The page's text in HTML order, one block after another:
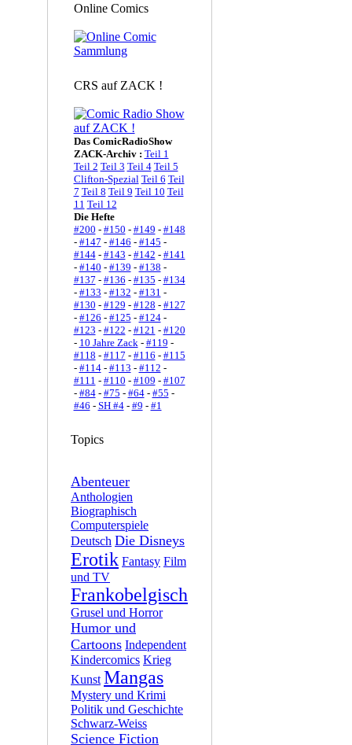
Online Comics
CRS auf ZACK !
Das ComicRadioShow
ZACK-Archiv : Teil 1
Teil 2 Teil 3 Teil 4 Teil 5
Clifton-Spezial Teil 6 Teil
7 Teil 8 Teil 9 Teil 10 Teil
11 Teil 12
Die Hefte
#200 - #150 - #149 - #148
- #147 - #146 - #145 -
#144- #143 - #142 - #141
- #140 - #139 - #138 -
#137 - #136 - #135 - #134
- #133 - #132 - #131 -
#130 - #129 - #128 - #127
- #126 - #125 - #124-
#123 - #122 - #121 - #120
- 10 Jahre Zack- #119 -
#118 - #117 - #116 - #115
- #114- #113 - #112 -
#111 - #110 - #109 - #107
- #84- #75 - #64- #55 -
#46 - SH #4- #9 - #1
Topics
Abenteuer
Anthologien
Biographisch
Computerspiele
Deutsch Die Disneys
Erotik Fantasy Film
und TV
Frankobelgisch
Grusel und Horror
Humor und
Cartoons Independent
Kindercomics Krieg
Kunst Mangas
Mystery und Krimi
Politik und Geschichte
Schwarz-Weiss
Science Fiction